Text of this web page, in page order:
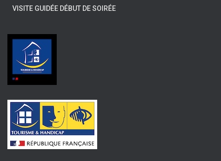
VISITE GUIDÉE DÉBUT DE SOIRÉE